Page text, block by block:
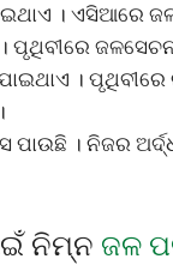
। ଏସିଆରେ
।
ପାଉଛି । ନିଜର
ନିମ୍ନ ଜଳ